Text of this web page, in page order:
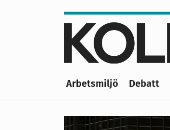
Arbetsmiljö Debatt